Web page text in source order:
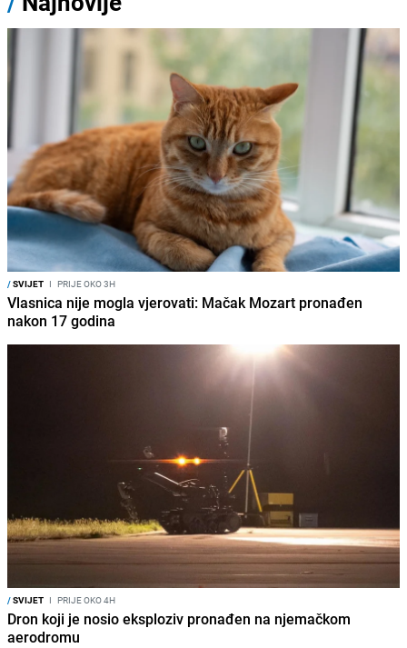
/SVIJET I PRIJE OKO 3H
Vlasnica nije mogla vjerovati: Mačak Mozart pronađen
nakon 17 godina
/SVIJET I PRIJE OKO 4H
Dron koji je nosio eksploziv pronađen na njemačkom
aerodromu